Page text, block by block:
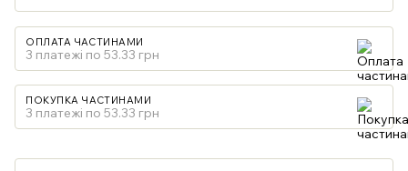
ОПЛАТА ЧАСТИНАМИ
3 платежі по 53.33 грн
ПОКУПКА ЧАСТИНАМИ
3 платежі по 53.33 грн